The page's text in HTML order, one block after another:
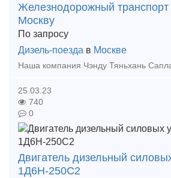
Железнодорожный транспорт
Москву
По запросу
Дизель-поезда в Москве
25.03.23
740
0
Двигатель дизельный
1Д6Н-250С2